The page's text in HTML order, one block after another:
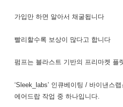
가입만 하면 알아서 채굴됩니다
​빨리할수록 보상이 많다고 합니다
펌프는 블라스트 기반의 프리마켓 플
‘Sleek_labs’ 인큐베이팅 / 바이낸스
에어드랍 작업 중 하나입니다.